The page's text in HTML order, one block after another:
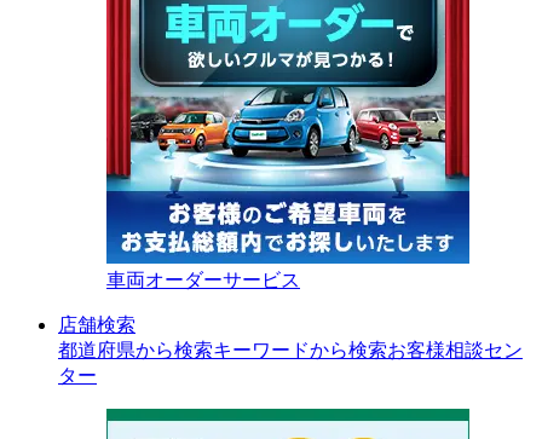
車両オーダーサービス
店舗検索
都道府県から検索キーワードから検索お客様相談セン
ター